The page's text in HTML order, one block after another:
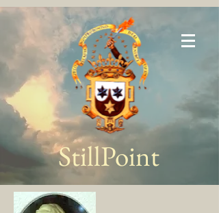
StillPoint